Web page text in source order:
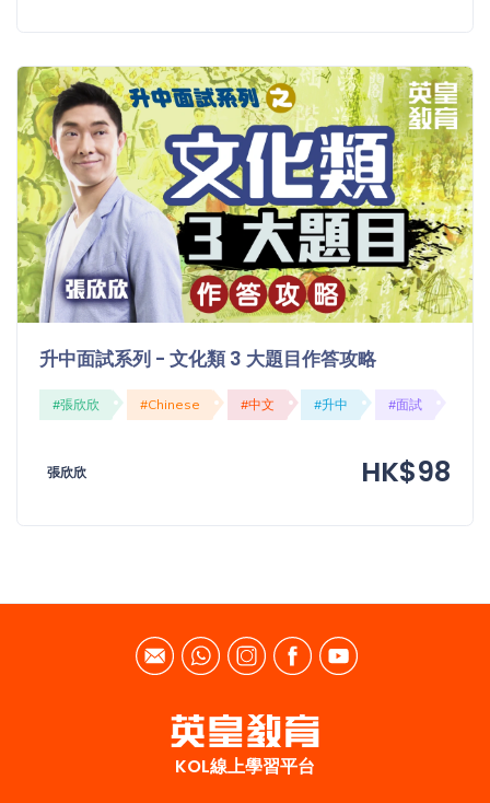
升中面試系列 - 文化類 3 大題目作答攻略
#張欣欣 #Chinese #中文 #升中 #面試
張欣欣 HK$98
KOL線上學習平台